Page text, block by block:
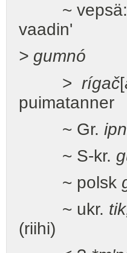
~ vepsä:
vaadin'
> gumnó
> rígač[
puimatanner
~ Gr.
~ S-kr.
~ polsk
~ ukr.
(riihi)